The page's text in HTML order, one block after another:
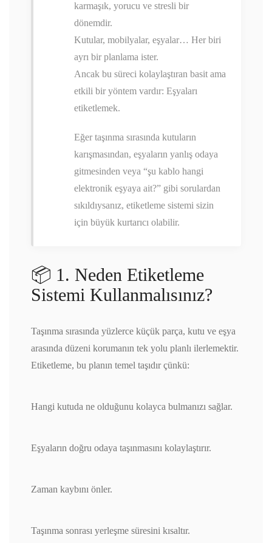
karmaşık, yorucu ve stresli bir
dönemdir.
Kutular, mobilyalar, eşyalar… Her biri
ayrı bir planlama ister.
Ancak bu süreci kolaylaştıran basit ama
etkili bir yöntem vardır: Eşyaları
etiketlemek.
Eğer taşınma sırasında kutuların
karışmasından, eşyaların yanlış odaya
gitmesinden veya “şu kablo hangi
elektronik eşyaya ait?” gibi sorulardan
sıkıldıysanız, etiketleme sistemi sizin
için büyük kurtarıcı olabilir.
📦 1. Neden Etiketleme
Sistemi Kullanmalısınız?
Taşınma sırasında yüzlerce küçük parça, kutu ve eşya
arasında düzeni korumanın tek yolu planlı ilerlemektir.
Etiketleme, bu planın temel taşıdır çünkü:
Hangi kutuda ne olduğunu kolayca bulmanızı sağlar.
Eşyaların doğru odaya taşınmasını kolaylaştırır.
Zaman kaybını önler.
Taşınma sonrası yerleşme süresini kısaltır.